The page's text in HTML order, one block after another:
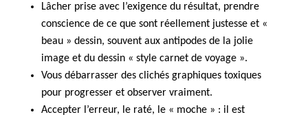
Lâcher prise avec l’exigence du résultat, prendre
conscience de ce que sont réellement justesse et «
beau » dessin, souvent aux antipodes de la jolie
image et du dessin « style carnet de voyage ».
Vous débarrasser des clichés graphiques toxiques
pour progresser et observer vraiment.
Accepter l’erreur, le raté, le « moche » : il est